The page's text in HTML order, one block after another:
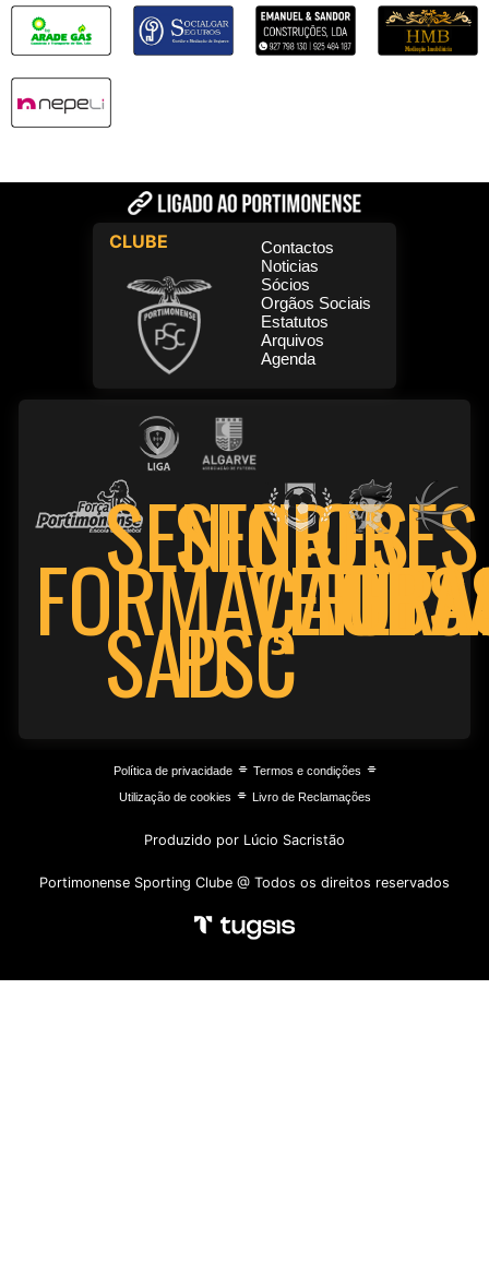
CLUBE
Contactos
Noticias
Sócios
Orgãos Sociais
Estatutos
Arquivos
Agenda
FORMAÇÃO
SENIORES
SAD
SENIORES
PSC
Política de privacidade⌯ Termos e condições ⌯
Utilização de cookies ⌯ Livro de Reclamações
Produzido por Lúcio Sacristão
Portimonense Sporting Clube @ Todos os direitos reservados